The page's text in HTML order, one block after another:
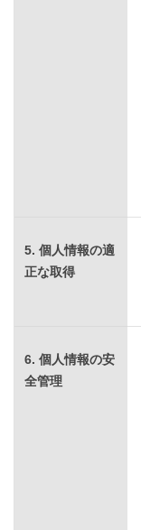
5. 個人情報の適
正な取得
6. 個人情報の安
全管理